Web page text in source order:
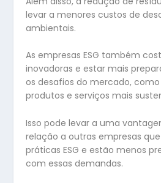
levar a menores custos de
ambientais.
As empresas ESG também
inovadoras e estar mais
os desafios do mercado,
produtos e serviços mais
Isso pode levar a uma
relação a outras empresas
práticas ESG e estão menos
com essas demandas.